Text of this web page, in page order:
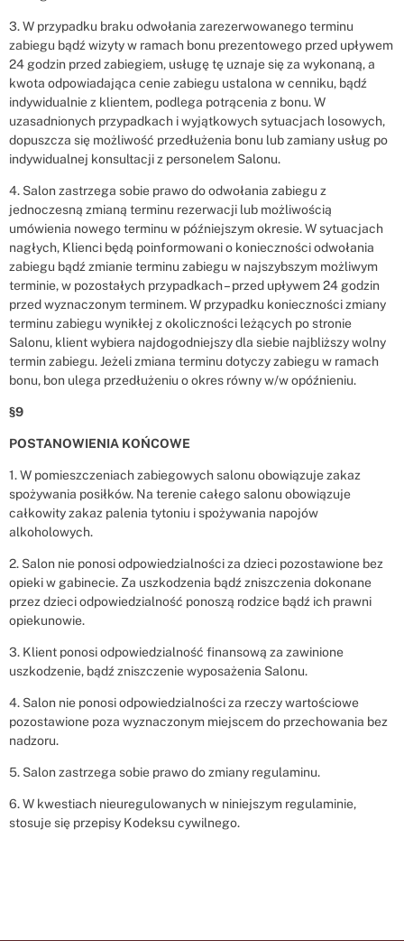
3. W przypadku braku odwołania zarezerwowanego terminu
zabiegu bądź wizyty w ramach bonu prezentowego przed upływem
24 godzin przed zabiegiem, usługę tę uznaje się za wykonaną, a
kwota odpowiadająca cenie zabiegu ustalona w cenniku, bądź
indywidualnie z klientem, podlega potrącenia z bonu. W
uzasadnionych przypadkach i wyjątkowych sytuacjach losowych,
dopuszcza się możliwość przedłużenia bonu lub zamiany usług po
indywidualnej konsultacji z personelem Salonu.
4. Salon zastrzega sobie prawo do odwołania zabiegu z
jednoczesną zmianą terminu rezerwacji lub możliwością
umówienia nowego terminu w późniejszym okresie. W sytuacjach
nagłych, Klienci będą poinformowani o konieczności odwołania
zabiegu bądź zmianie terminu zabiegu w najszybszym możliwym
terminie, w pozostałych przypadkach – przed upływem 24 godzin
przed wyznaczonym terminem. W przypadku konieczności zmiany
terminu zabiegu wynikłej z okoliczności leżących po stronie
Salonu, klient wybiera najdogodniejszy dla siebie najbliższy wolny
termin zabiegu. Jeżeli zmiana terminu dotyczy zabiegu w ramach
bonu, bon ulega przedłużeniu o okres równy w/w opóźnieniu.
§9
POSTANOWIENIA KOŃCOWE
1. W pomieszczeniach zabiegowych salonu obowiązuje zakaz
spożywania posiłków. Na terenie całego salonu obowiązuje
całkowity zakaz palenia tytoniu i spożywania napojów
alkoholowych.
2. Salon nie ponosi odpowiedzialności za dzieci pozostawione bez
opieki w gabinecie. Za uszkodzenia bądź zniszczenia dokonane
przez dzieci odpowiedzialność ponoszą rodzice bądź ich prawni
opiekunowie.
3. Klient ponosi odpowiedzialność finansową za zawinione
uszkodzenie, bądź zniszczenie wyposażenia Salonu.
4. Salon nie ponosi odpowiedzialności za rzeczy wartościowe
pozostawione poza wyznaczonym miejscem do przechowania bez
nadzoru.
5. Salon zastrzega sobie prawo do zmiany regulaminu.
6. W kwestiach nieuregulowanych w niniejszym regulaminie,
stosuje się przepisy Kodeksu cywilnego.